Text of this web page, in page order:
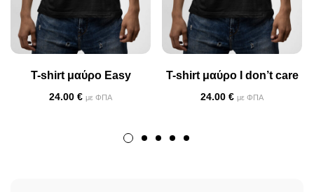
T-shirt μαύρο Easy
24.00 € με ΦΠΑ
T-shirt μαύρο I don’t care
24.00 € με ΦΠΑ